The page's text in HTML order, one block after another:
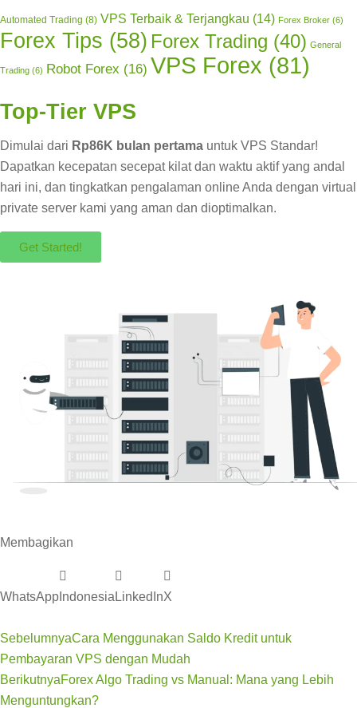
Automated Trading (8) VPS Terbaik & Terjangkau (14) Forex Broker (6)
Forex Tips (58) Forex Trading (40) General
Trading (6) Robot Forex (16) VPS Forex (81)
Top-Tier VPS
Dimulai dari Rp86K bulan pertama untuk VPS Standar!
Dapatkan kecepatan secepat kilat dan waktu aktif yang andal
hari ini, dan tingkatkan pengalaman online Anda dengan virtual
private server kami yang aman dan dioptimalkan.
Get Started!
Membagikan
WhatsApp Indonesia LinkedInX
SebelumnyaCara Menggunakan Saldo Kredit untuk
Pembayaran VPS dengan Mudah
BerikutnyaForex Algo Trading vs Manual: Mana yang Lebih
Menguntungkan?